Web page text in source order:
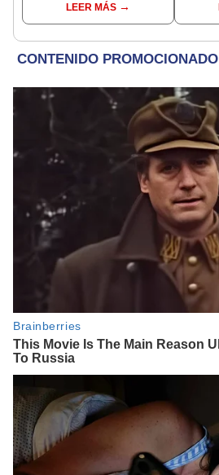
regional por ocultar
sentencia
LEER MÁS